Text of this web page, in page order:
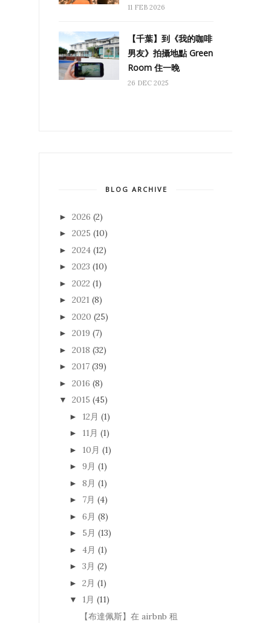
11 FEB 2026
【千葉】到《我的咖啡
男友》拍攝地點 Green
Room 住一晚
26 DEC 2025
BLOG ARCHIVE
► 2026 (2)
► 2025 (10)
► 2024 (12)
► 2023 (10)
► 2022 (1)
► 2021 (8)
► 2020 (25)
► 2019 (7)
► 2018 (32)
► 2017 (39)
► 2016 (8)
▼ 2015 (45)
► 12月 (1)
► 11月 (1)
► 10月 (1)
► 9月 (1)
► 8月 (1)
► 7月 (4)
► 6月 (8)
► 5月 (13)
► 4月 (1)
► 3月 (2)
► 2月 (1)
▼ 1月 (11)
【布達佩斯】在 airbnb 租